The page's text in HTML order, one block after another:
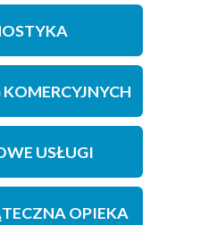
USŁUGI
OPIEKA